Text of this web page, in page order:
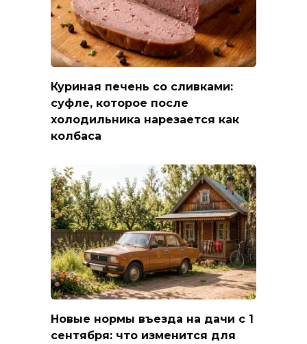
Куриная печень со сливками:
суфле, которое после
холодильника нарезается как
колбаса
Новые нормы въезда на дачи с 1
сентября: что изменится для